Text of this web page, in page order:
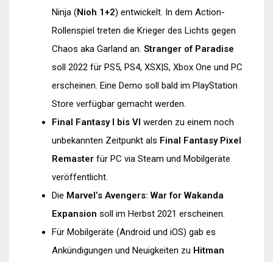
Ninja (Nioh 1+2) entwickelt. In dem Action-
Rollenspiel treten die Krieger des Lichts gegen
Chaos aka Garland an. Stranger of Paradise
soll 2022 für PS5, PS4, XSX|S, Xbox One und PC
erscheinen. Eine Demo soll bald im PlayStation
Store verfügbar gemacht werden.
Final Fantasy I bis VI werden zu einem noch
unbekannten Zeitpunkt als Final Fantasy Pixel
Remaster für PC via Steam und Mobilgeräte
veröffentlicht.
Die Marvel’s Avengers: War for Wakanda
Expansion soll im Herbst 2021 erscheinen.
Für Mobilgeräte (Android und iOS) gab es
Ankündigungen und Neuigkeiten zu Hitman